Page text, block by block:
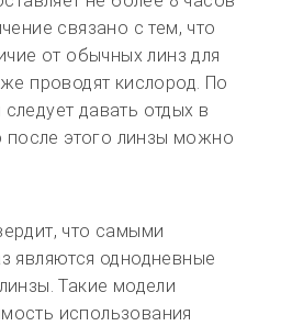
связано с тем, что
от обычных линз для
проводят кислород. По
давать отдых в
после этого линзы можно
что самыми
являются однодневные
Такие модели
использования